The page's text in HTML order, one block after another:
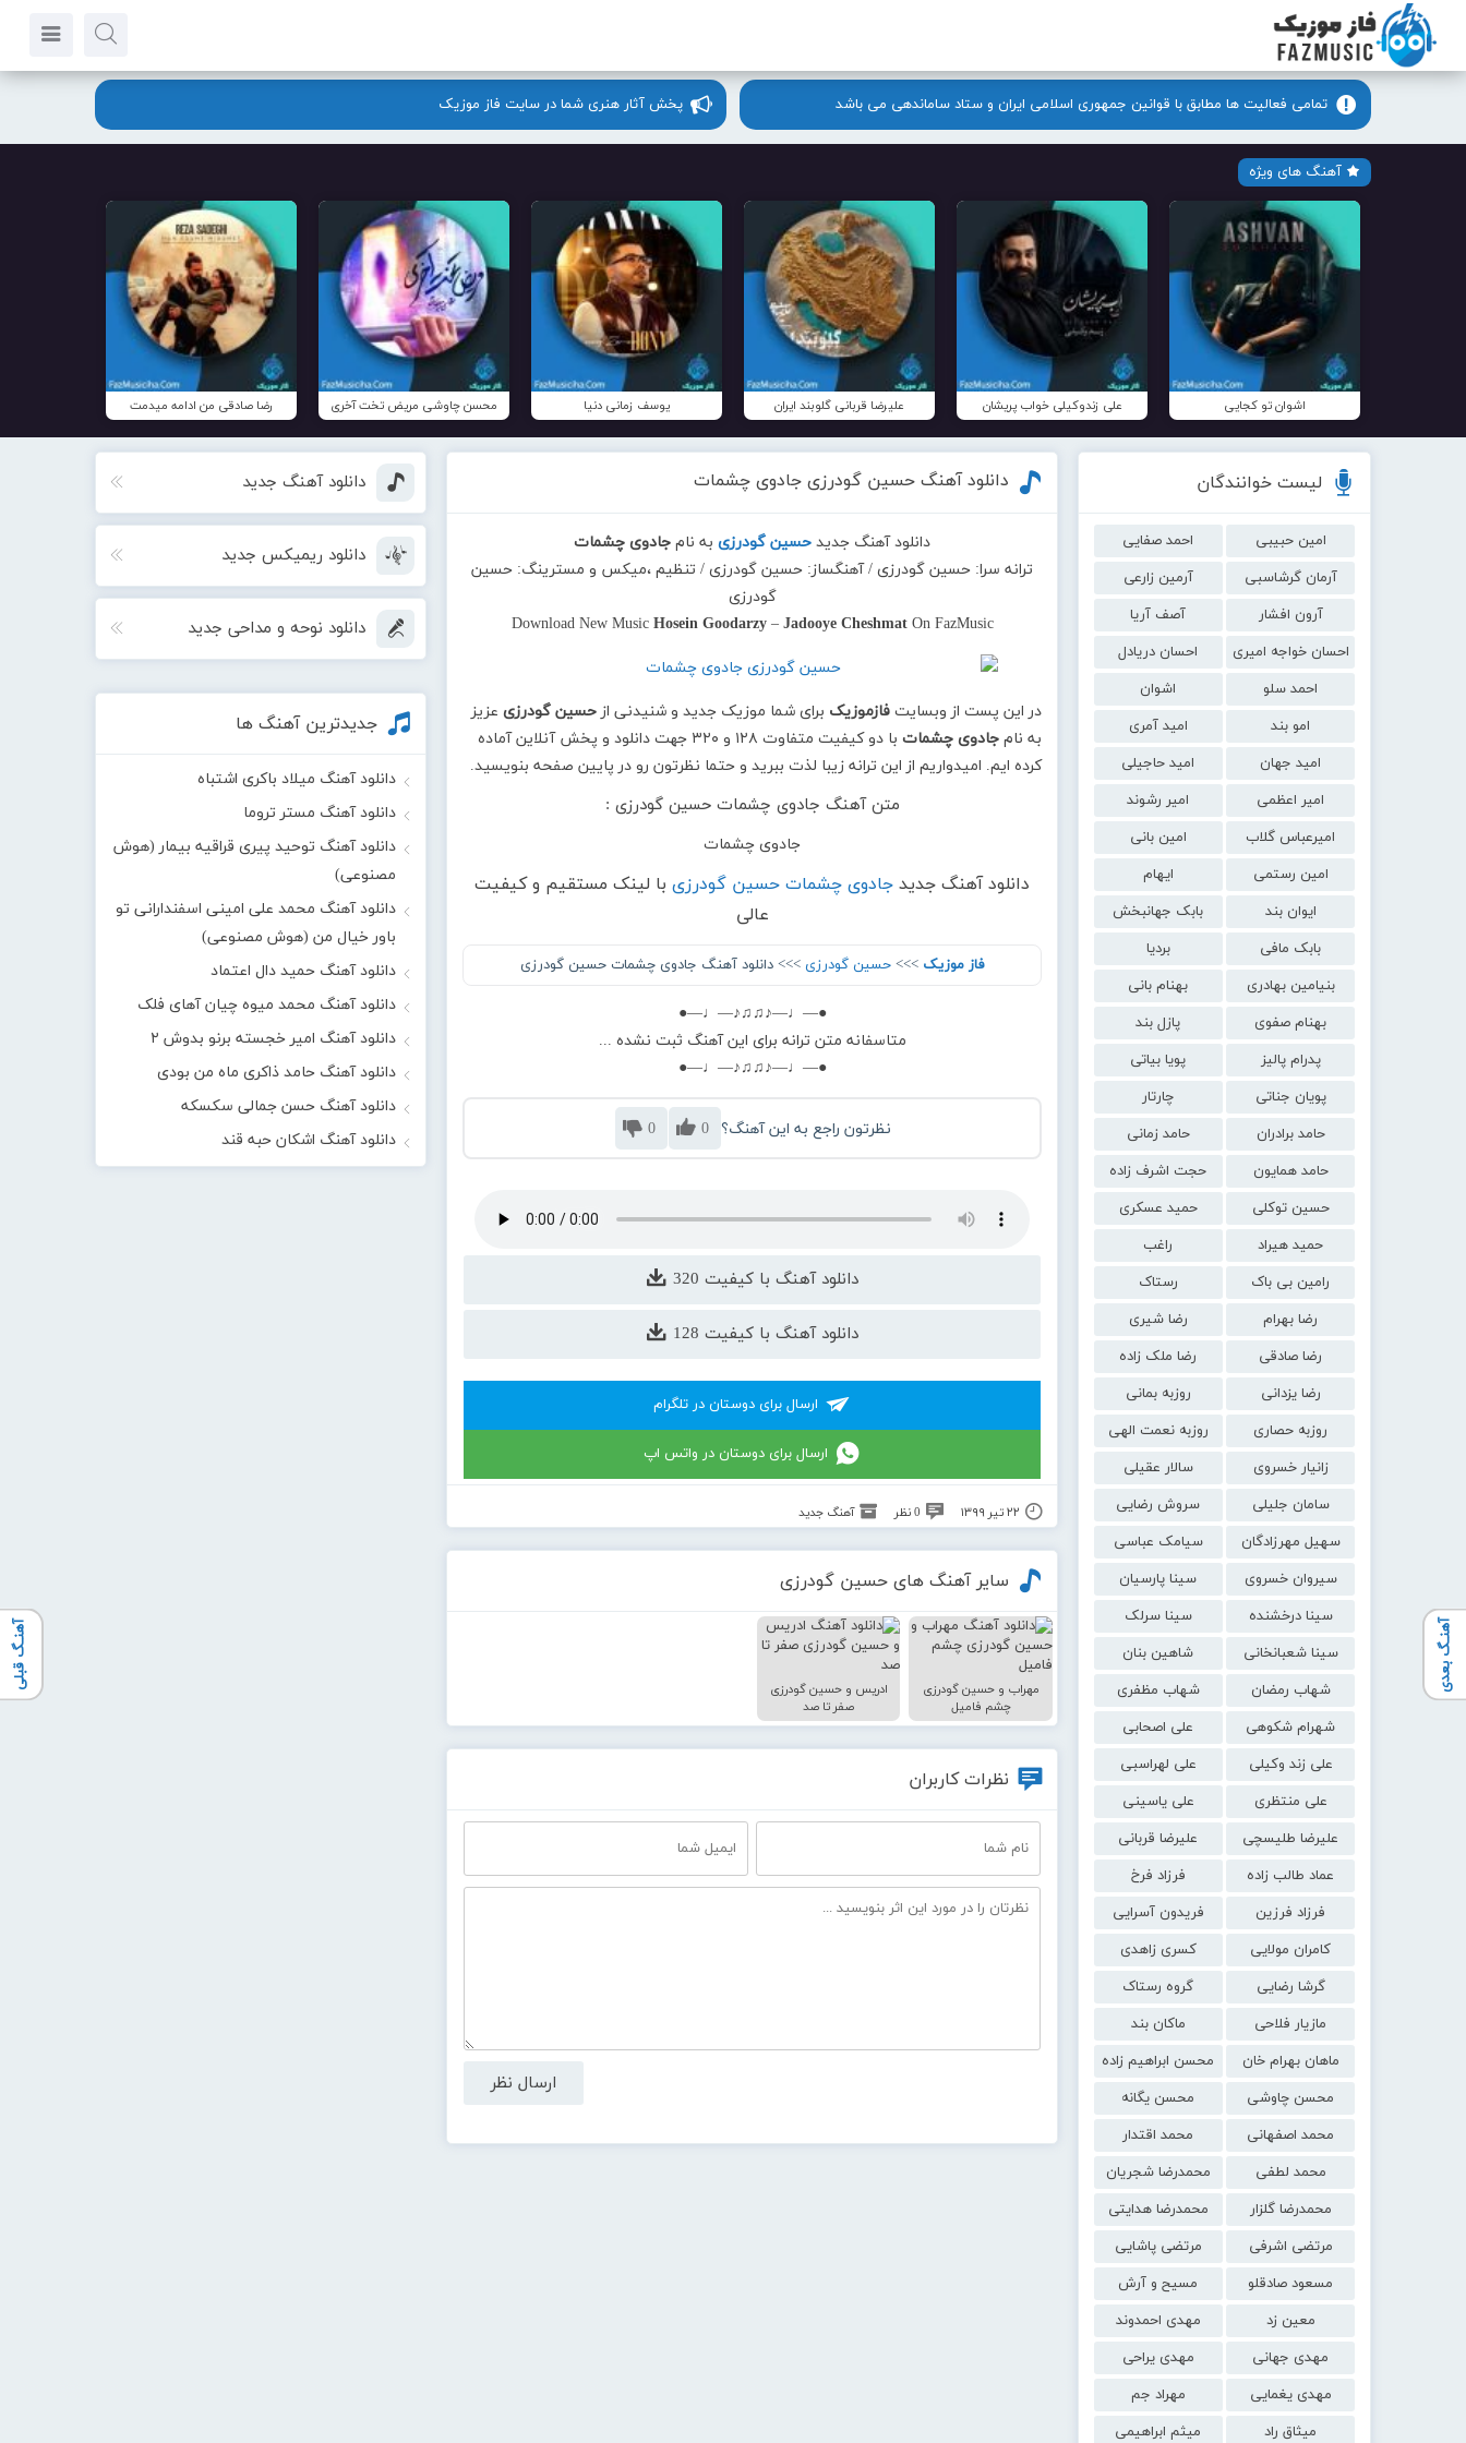
تمامی فعالیت ها مطابق با قوانین جمهوری اسلامی ایران و ستاد ساماندهی می باشد پخش آثار هنری شما در سایت فاز موزیک
آهنگ های ویژه
اشوان تو کجایی علی زندوکیلی خواب پریشان علیرضا قربانی گلوبند ایران یوسف زمانی دنیا محسن چاوشی مریض تخت آخری رضا صادقی من ادامه میدمت
لیست خوانندگان
امین حبیبی
احمد صفایی
آرمان گرشاسبی
آرمین زارعی
آرون افشار
آصف آریا
احسان خواجه امیری
احسان دریادل
احمد سلو
اشوان
امو بند
امید آمری
امید جهان
امید حاجیلی
امیر اعظمی
امیر رشوند
امیرعباس گلاب
امین بانی
امین رستمی
ایهام
ایوان بند
بابک جهانبخش
بابک مافی
بردیا
بنیامین بهادری
بهنام بانی
بهنام صفوی
پازل بند
پدرام پالیز
پویا بیاتی
پویان جناتی
چارتار
حامد برادران
حامد زمانی
حامد همایون
حجت اشرف زاده
حسین توکلی
حمید عسکری
حمید هیراد
راغب
رامین بی باک
رستاک
رضا بهرام
رضا شیری
رضا صادقی
رضا ملک زاده
رضا یزدانی
روزبه بمانی
روزبه حصاری
روزبه نعمت الهی
زانیار خسروی
سالار عقیلی
سامان جلیلی
سروش رضایی
سهیل مهرزادگان
سیامک عباسی
سیروان خسروی
سینا پارسیان
سینا درخشنده
سینا سرلک
سینا شعبانخانی
شاهین بنان
شهاب رمضان
شهاب مظفری
شهرام شکوهی
علی اصحابی
علی زند وکیلی
علی لهراسبی
علی منتظری
علی یاسینی
علیرضا طلیسچی
علیرضا قربانی
عماد طالب زاده
فرزاد فرخ
فرزاد فرزین
فریدون آسرایی
کامران مولایی
کسری زاهدی
گرشا رضایی
گروه رستاک
مازیار فلاحی
ماکان بند
ماهان بهرام خان
محسن ابراهیم زاده
محسن چاوشی
محسن یگانه
محمد اصفهانی
محمد اقتدار
محمد لطفی
محمدرضا شجریان
محمدرضا گلزار
محمدرضا هدایتی
مرتضی اشرفی
مرتضی پاشایی
مسعود صادقلو
مسیح و آرش
معین زد
مهدی احمدوند
مهدی جهانی
مهدی یراحی
مهدی یغمایی
مهراد جم
میثاق راد
میثم ابراهیمی
دانلود آهنگ حسین گودرزی جادوی چشمات
دانلود آهنگ جدید حسین گودرزیبه نام جادوی چشمات
ترانه سرا: حسین گودرزی / آهنگساز: حسین گودرزی / تنظیم ،میکس و مسترینگ: حسین
گودرزی
Download New Music Hosein Goodarzy– Jadooye CheshmatOn FazMusic
در این پست از وبسایت فازموزیک برای شما موزیک جدید و شنیدنی از حسین گودرزیعزیز
به نام جادوی چشمات
با دو کیفیت متفاوت ۱۲۸ و ۳۲۰ جهت دانلود و پخش آنلاین آماده
کرده ایم. امیدواریم از این ترانه زیبا لذت ببرید و حتما نظرتون رو در پایین صفحه بنویسید.
متن آهنگ جادوی چشمات حسین گودرزی :
جادوی چشمات
دانلود آهنگ جدید جادوی چشمات حسین گودرزیبا لینک مستقیم و کیفیت
عالی
فاز موزیک >>>حسین گودرزی >>> دانلود آهنگ جادوی چشمات حسین گودرزی
●—♩—♪♫♫♪—♩—●
متاسفانه متن ترانه برای این آهنگ ثبت نشده ...
●—♩—♪♫♫♪—♩—●
نظرتون راجع به این آهنگ؟ 0
0
دانلود آهنگ با کیفیت 320
دانلود آهنگ با کیفیت 128
ارسال برای دوستان در تلگرام
ارسال برای دوستان در واتس اپ
۲۲ تیر ۱۳۹۹ 0 نظر آهنگ جدید
آهنـگ بعدی آهنـگ قبلی
سایر آهنگ های حسین گودرزی
مهراب و حسین گودرزی
چشم فامیل
ادریس و حسین گودرزی
صفر تا صد
نظرات کاربران
دانلود آهنگ جدید
دانلود ریمیکس جدید
دانلود نوحه و مداحی جدید
جدیدترین آهنگ ها
دانلود آهنگ میلاد باکری اشتباه
دانلود آهنگ مستر تروما
دانلود آهنگ توحید پیری قراقیه بیمار (هوش
مصنوعی)
دانلود آهنگ محمد علی امینی اسفندارانی تو
باور خیال من (هوش مصنوعی)
دانلود آهنگ حمید دال اعتماد
دانلود آهنگ محمد میوه چیان آهای فلک
دانلود آهنگ امیر خجسته برنو بدوش ۲
دانلود آهنگ حامد ذاکری ماه من بودی
دانلود آهنگ حسن جمالی سکسکه
دانلود آهنگ اشکان حبه قند